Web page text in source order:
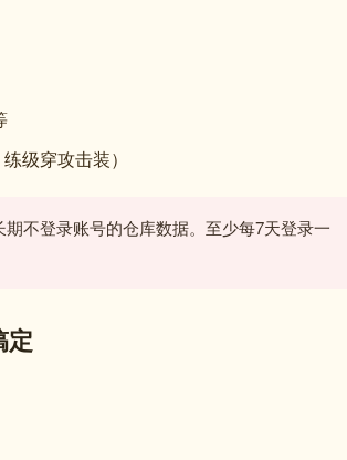
级穿攻击装）
不登录账号的仓库数据。至少每7天登录一
定